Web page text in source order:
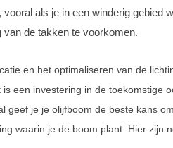
vooral als je in een winderig gebied
van de takken te voorkomen.
en het optimaliseren van de
een investering in de toekomstige
geef je je olijfboom de beste kans
waarin je de boom plant. Hier zijn